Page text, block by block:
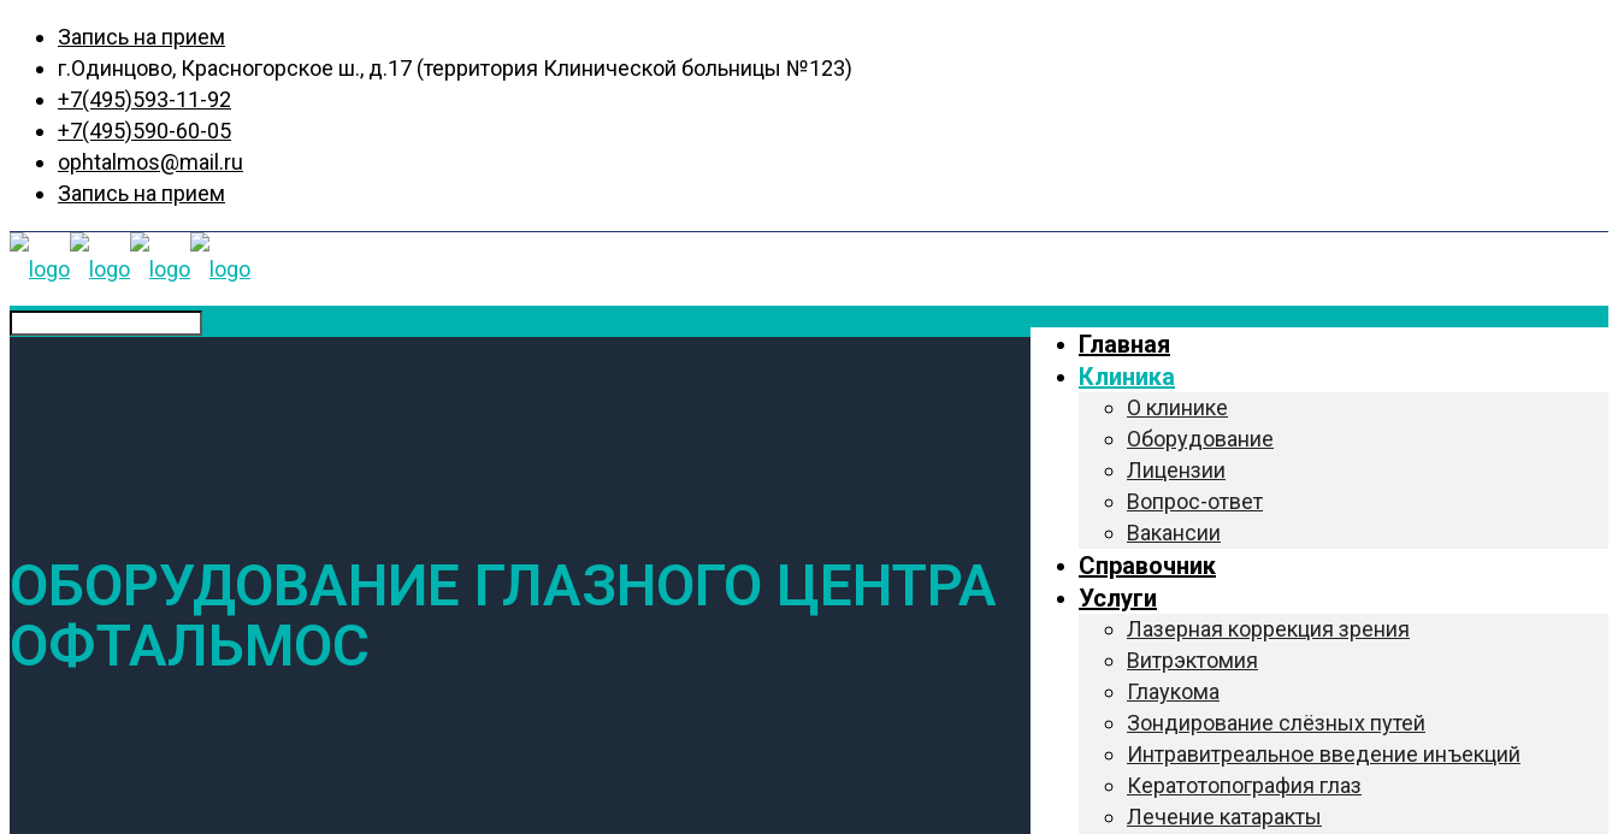
Запись на прием
г.Одинцово, Красногорское ш., д.17 (территория Клинической больницы №123)
+7(495)593-11-92
+7(495)590-60-05
ophtalmos@mail.ru
Запись на прием
Главная
Клиника
О клинике
Оборудование
Лицензии
Вопрос-ответ
Вакансии
Справочник
Услуги
Лазерная коррекция зрения
Витрэктомия
Глаукома
Зондирование слёзных путей
Интравитреальное введение инъекций
Кератотопография глаз
Лечение катаракты
ОБОРУДОВАНИЕ ГЛАЗНОГО ЦЕНТРА
ОФТАЛЬМОС